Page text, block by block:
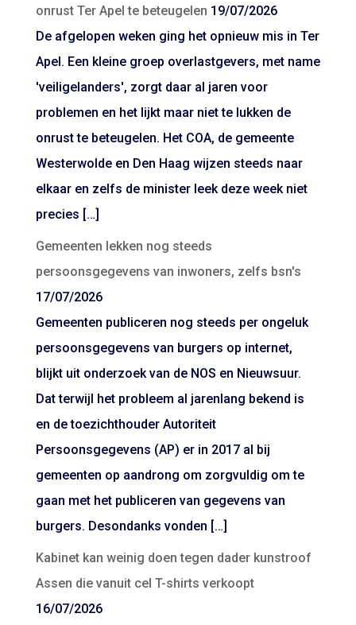
onrust Ter Apel te beteugelen 19/07/2026
De afgelopen weken ging het opnieuw mis in Ter
Apel. Een kleine groep overlastgevers, met name
'veiligelanders', zorgt daar al jaren voor
problemen en het lijkt maar niet te lukken de
onrust te beteugelen. Het COA, de gemeente
Westerwolde en Den Haag wijzen steeds naar
elkaar en zelfs de minister leek deze week niet
precies […]
Gemeenten lekken nog steeds
persoonsgegevens van inwoners, zelfs bsn's
17/07/2026
Gemeenten publiceren nog steeds per ongeluk
persoonsgegevens van burgers op internet,
blijkt uit onderzoek van de NOS en Nieuwsuur.
Dat terwijl het probleem al jarenlang bekend is
en de toezichthouder Autoriteit
Persoonsgegevens (AP) er in 2017 al bij
gemeenten op aandrong om zorgvuldig om te
gaan met het publiceren van gegevens van
burgers. Desondanks vonden […]
Kabinet kan weinig doen tegen dader kunstroof
Assen die vanuit cel T-shirts verkoopt
16/07/2026